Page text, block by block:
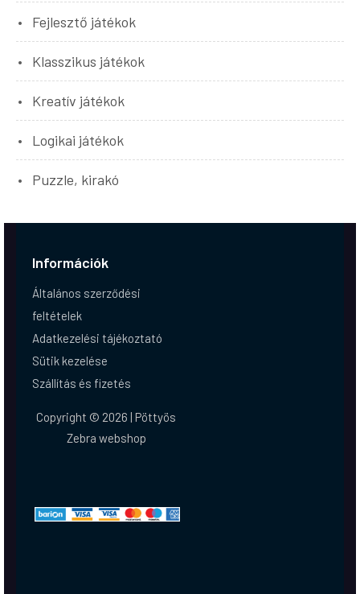
Fejlesztő játékok
Klasszikus játékok
Kreatív játékok
Logikai játékok
Puzzle, kirakó
Információk
Általános szerződési
feltételek
Adatkezelési tájékoztató
Sütik kezelése
Szállítás és fizetés
Copyright © 2026 | Pöttyös
Zebra webshop